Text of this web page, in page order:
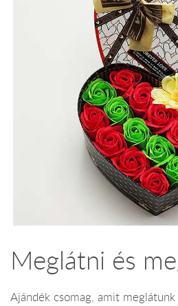
Meglátni és
Ajándék csomag, amit